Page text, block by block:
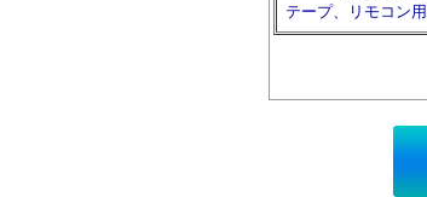
テープ、リモコン